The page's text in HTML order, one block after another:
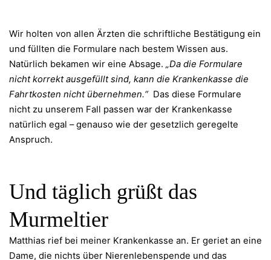
Wir holten von allen Ärzten die schriftliche Bestätigung ein
und füllten die Formulare nach bestem Wissen aus.
Natürlich bekamen wir eine Absage. „Da die Formulare
nicht korrekt ausgefüllt sind, kann die Krankenkasse die
Fahrtkosten nicht übernehmen.“ Das diese Formulare
nicht zu unserem Fall passen war der Krankenkasse
natürlich egal – genauso wie der gesetzlich geregelte
Anspruch.
Und täglich grüßt das
Murmeltier
Matthias rief bei meiner Krankenkasse an. Er geriet an eine
Dame, die nichts über Nierenlebenspende und das